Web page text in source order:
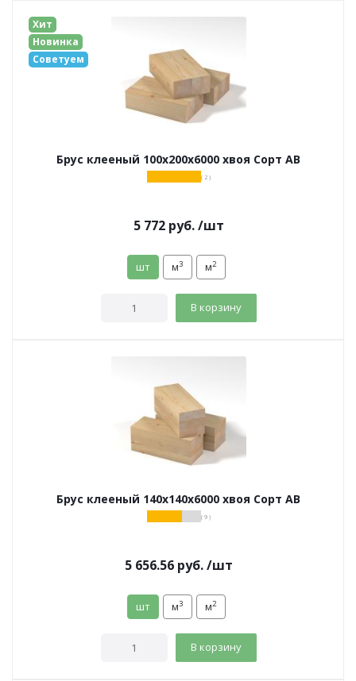
Хит
Новинка
Советуем
Брус клееный 100х200х6000 хвоя Сорт АВ
( 2 )
5 772руб. /шт
шт м3 м2
В корзину
Брус клееный 140х140х6000 хвоя Сорт АВ
( 9 )
5 656.56руб. /шт
шт м3 м2
В корзину